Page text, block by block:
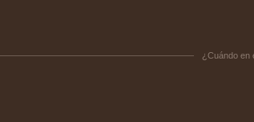
¿Cuándo en